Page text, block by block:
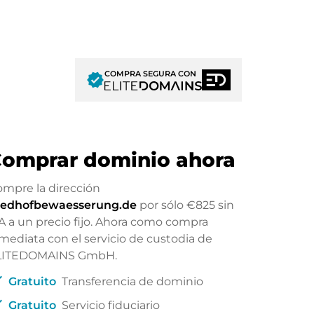
verifiedCOMPRA SEGURA CON
dominio ahora
la dirección
por sólo€825sin
a un precio fijo. Ahora como compra
con el servicio de custodia de
GmbH.
Gratuito Transferencia de dominio
Gratuito Servicio fiduciario